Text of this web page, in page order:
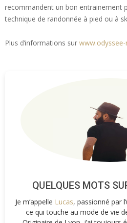
recommandent un bon entrainement
technique de randonnée à pied ou à
Plus d’informations sur
QUELQUES MOTS
Je m’appelle Lucas, passionné par
ce qui touche au mode de vie